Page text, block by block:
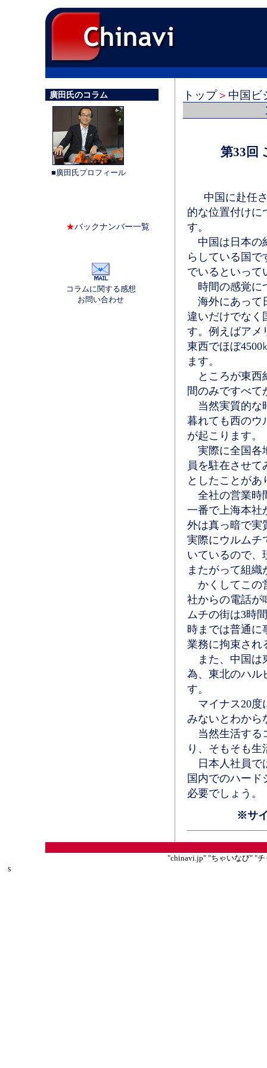
廣田氏のコラム
■廣田氏プロフィール
★バックナンバー一覧
コラムに関する感想
お問い合わせ
トップ＞ 中国ビ
第33回
中国に赴任さ
的な位置付けに
す。
中国は日本の
らしている国
でいるといって
時間の感覚に
海外にあって
違いだけでなく
す。例えばアメ
東西でほぼ
ます。
ところが東西
間のみですべて
当然実質的な
暮れても西のウ
が起こります。
実際に全国各
員を駐在させ
としたことがあ
全社の営業時
一番で上海本社
外は真っ暗で実
実際にウルムチ
いているので、
またがって組
かくしてこの
社からの電話が
ムチの街は3時
時までは普通に
業務に拘束され
また、中国は
為、東北のハル
す。
マイナス20度
みないとわから
当然生活する
り、そもそも
日本人社員で
国内でのハード
必要でしょう。
※サ
"chinavi.jp" "ちゃいなび" "
s